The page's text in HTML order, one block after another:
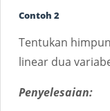
Contoh 2
Tentukan
linear dua
Penyelesaian: